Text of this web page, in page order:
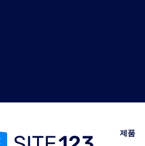
제품